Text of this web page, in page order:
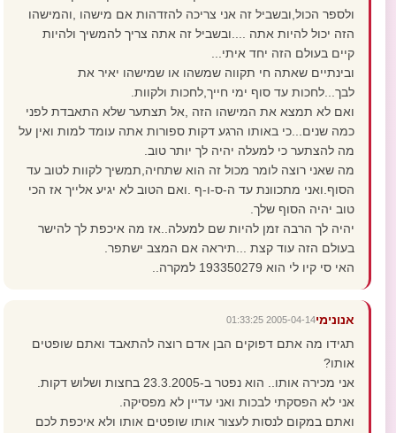
ולספר הכול,ובשביל זה אני צריכה להזדהות אם מישהו ,והמישהו
הזה יכול להיות אתה ....ובשביל זה אתה צריך להמשיך ולהיות
קיים בעולם הזה יחד איתי...
ובינתיים שאתה חי תקווה שמשהו או שמישהו יאיר את
לבך...לחכות עד סוף ימי חייך,לחכות ולקוות.
ואם לא תמצא את המישהו הזה ,אל תצתער שלא התאבדת לפני
כמה שנים...כי באותו הרגע דקות ספורות אתה עומד למות ואין על
מה להצתער כי למעלה יהיה לך יותר טוב.
מה שאני רוצה לומר מכול זה הוא שתחיה,תמשיך לקוות לטוב עד
הסוף.ואני מתכוונת עד ה-ס-ו-ף .ואם הטוב לא יגיע אלייך אז הכי
טוב יהיה הסוף שלך.
יהיה לך הרבה זמן להיות שם למעלה..אז מה איכפת לך להישר
בעולם הזה עוד קצת ...תיראה אם המצב ישתפר.
האי סי קיו לי הוא 193350279 למקרה..
אנונימי2005-04-14 01:33:25
תגידו מה אתם דפוקים הבן אדם רוצה להתאבד ואתם שופטים
אותו?
אני מכירה אותו.. הוא נפטר ב-23.3.2005 בחצות ושלוש דקות.
אני לא הפסקתי לבכות ואני עדיין לא מפסיקה.
ואתם במקום לנסות לעצור אותו שופטים אותו ולא איכפת לכם